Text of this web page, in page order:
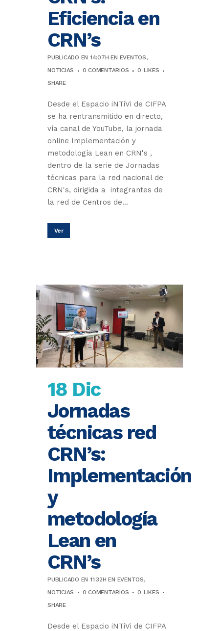
Eficiencia en
CRN’s
PUBLICADO EN 14:07H EN EVENTOS,
NOTICIAS
0 COMENTARIOS 0 LIKES
SHARE
Desde el Espacio iNTiVi de CIFPA
se ha rentransmitido en directo,
vía canal de YouTube, la jornada
online Implementación y
metodología Lean en CRN's ,
dentro de la serie de Jornadas
técnicas para la red nacional de
CRN's, dirigida a integrantes de
la red de Centros de...
Ver
18 Dic
Jornadas
técnicas red
CRN’s:
Implementación
y
metodología
Lean en
CRN’s
PUBLICADO EN 11:32H EN EVENTOS,
NOTICIAS
0 COMENTARIOS 0 LIKES
SHARE
Desde el Espacio iNTiVi de CIFPA